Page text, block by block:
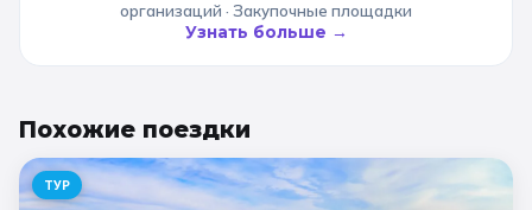
организаций · Закупочные площадки
Узнать больше →
Похожие поездки
ТУР